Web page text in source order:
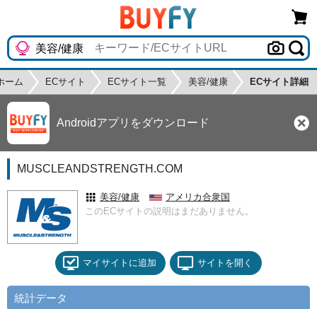
ーム ECサイト ECサイト一覧 美容/健康 ECサイト詳細
Androidアプリをダウンロード
MUSCLEANDSTRENGTH.COM
美容/健康
アメリカ合衆国
このECサイトの説明はまだありません。
マイサイトに追加 サイトを開く
統計データ